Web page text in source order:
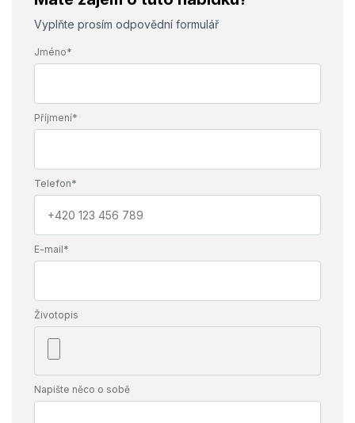
Vyplňte prosím odpovědní formulář
Jméno*
Příjmení*
Telefon*
E-mail*
Životopis
Napište něco o sobě